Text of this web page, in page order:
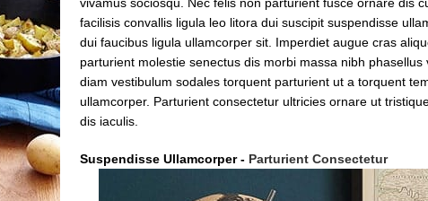
facilisis convallis ligula leo litora dui suscipit suspendisse
dui faucibus ligula ullamcorper sit. Imperdiet augue cras
parturient molestie senectus dis morbi massa nibh phasellus
diam vestibulum sodales torquent parturient ut a torquent
ullamcorper. Parturient consectetur ultricies ornare ut
dis iaculis.
Suspendisse Ullamcorper - Parturient Consectetur